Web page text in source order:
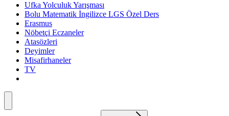
Ufka Yolculuk Yarışması
Bolu Matematik İngilizce LGS Özel Ders
Erasmus
Nöbetçi Eczaneler
Atasözleri
Deyimler
Misafirhaneler
TV
Menü